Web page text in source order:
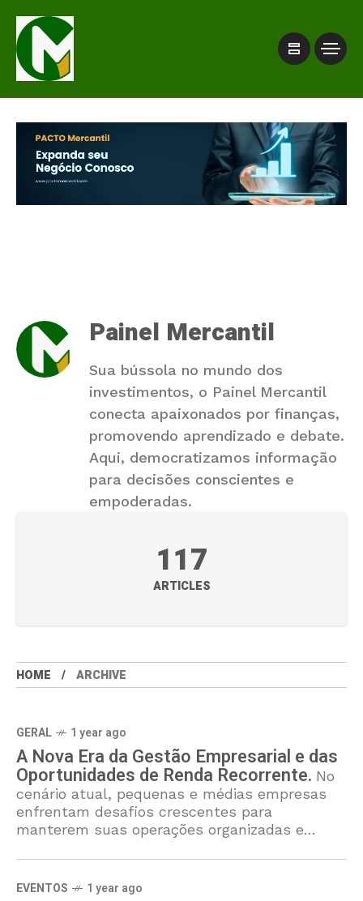
Painel Mercantil
Sua bússola no mundo dos
investimentos, o Painel Mercantil
conecta apaixonados por finanças,
promovendo aprendizado e debate.
Aqui, democratizamos informação
para decisões conscientes e
empoderadas.
117
ARTICLES
HOME ARCHIVE
GERAL 1 year ago
A Nova Era da Gestão Empresarial e das
Oportunidades de Renda Recorrente. No
cenário atual, pequenas e médias empresas
enfrentam desafios crescentes para
manterem suas operações organizadas e
diferencial e se tornou um requisito básico:
EVENTOS
1 year ago